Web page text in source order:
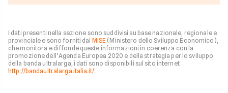
I dati presenti nella sezione sono suddivisi su base nazionale, regionale e
provinciale e sono forniti dal MiSE (Ministero dello Sviluppo Economico),
che monitora e diffonde queste informazioni in coerenza con la
promozione dell’Agenda Europea 2020 e della strategia per lo sviluppo
della banda ultralarga, i dati sono disponibili sul sito internet
http://bandaultralarga.italia.it/.